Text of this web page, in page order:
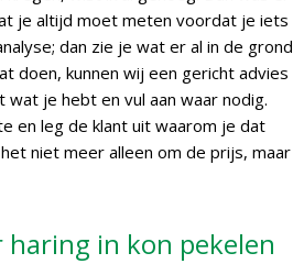
je altijd moet meten voordat je iets
dan zie je wat er al in de grond
doen, kunnen wij een gericht advies
je hebt en vul aan waar nodig.
en leg de klant uit waarom je dat
niet meer alleen om de prijs, maar
haring in kon pekelen